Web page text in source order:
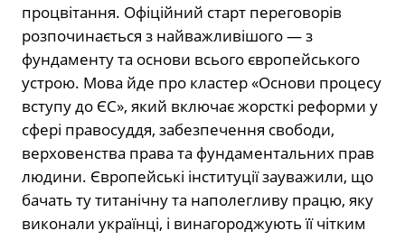
процвітання. Офіційний старт переговорів
розпочинається з найважливішого — з
фундаменту та основи всього європейського
устрою. Мова йде про кластер «Основи процесу
вступу до ЄС», який включає жорсткі реформи у
сфері правосуддя, забезпечення свободи,
верховенства права та фундаментальних прав
людини. Європейські інституції зауважили, що
бачать ту титанічну та наполегливу працю, яку
виконали українці, і винагороджують її чітким